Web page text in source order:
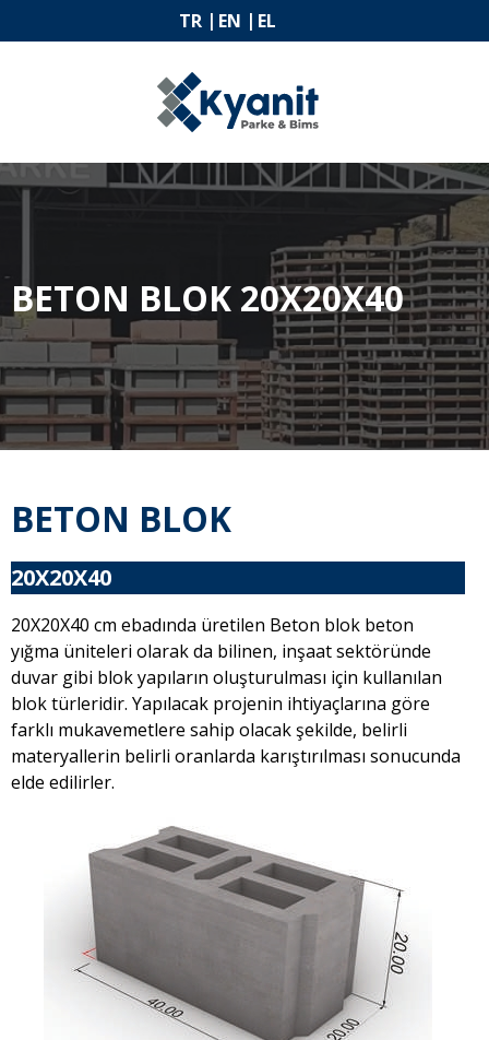
TR EN EL
BETON BLOK 20X20X40
BETON BLOK
20X20X40
20X20X40 cm ebadında üretilen Beton blok beton
yığma üniteleri olarak da bilinen, inşaat sektöründe
duvar gibi blok yapıların oluşturulması için kullanılan
blok türleridir. Yapılacak projenin ihtiyaçlarına göre
farklı mukavemetlere sahip olacak şekilde, belirli
materyallerin belirli oranlarda karıştırılması sonucunda
elde edilirler.